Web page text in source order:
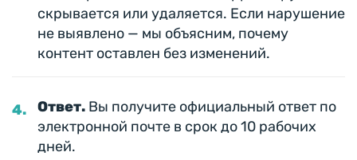
скрывается или удаляется. Если нарушение
не выявлено — мы объясним, почему
контент оставлен без изменений.
Ответ. Вы получите официальный ответ по
электронной почте в срок до 10 рабочих
дней.